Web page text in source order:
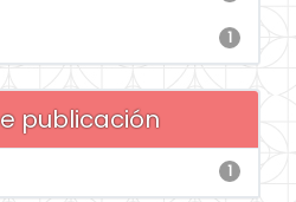
1
publicación
1